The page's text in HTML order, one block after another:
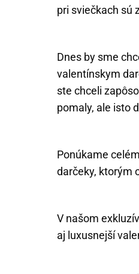
pri sviečkach sú
Dnes by sme
valentínskym
ste chceli
pomaly, ale isto
Ponúkame
darčeky, ktorým
V našom
aj luxusnejší